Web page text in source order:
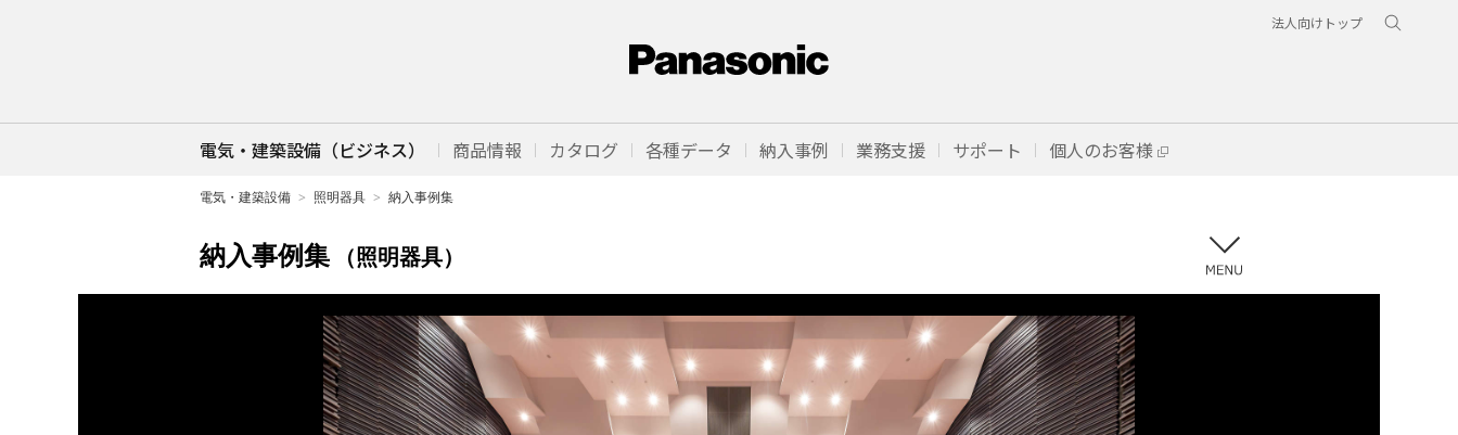
法人向けトップ
電気・建築設備（ビジネス） 商品情報 カタログ 各種データ 納入事例 業務支援 サポート 個人のお客様
電気・建築設備 照明器具 納入事例集
納入事例集 （照明器具）